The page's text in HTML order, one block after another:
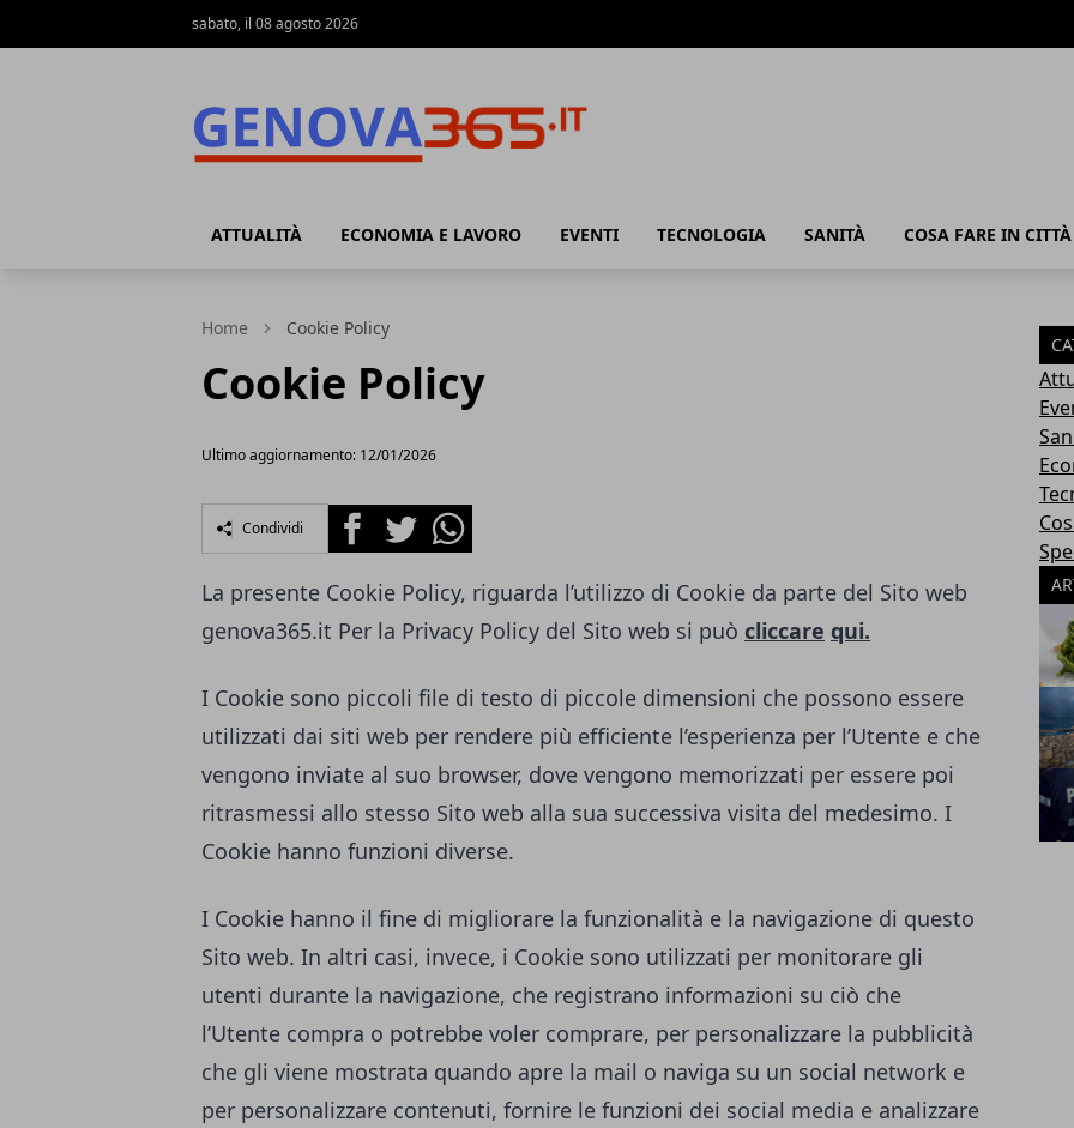
sabato, il 08 agosto 2026
ATTUALITÀ ECONOMIA E LAVORO EVENTI TECNOLOGIA SANITÀ COSA FARE IN CITTÀ
Home Cookie Policy
Cookie Policy
Ultimo aggiornamento: 12/01/2026
Condividi FacebookTwitterWhatsapp
La presente Cookie Policy, riguarda l’utilizzo di Cookie da parte del Sito web
genova365.it Per la Privacy Policy del Sito web si può cliccare qui.
I Cookie sono piccoli file di testo di piccole dimensioni che possono essere
utilizzati dai siti web per rendere più efficiente l’esperienza per l’Utente e che
vengono inviate al suo browser, dove vengono memorizzati per essere poi
ritrasmessi allo stesso Sito web alla sua successiva visita del medesimo. I
Cookie hanno funzioni diverse.
I Cookie hanno il fine di migliorare la funzionalità e la navigazione di questo
Sito web. In altri casi, invece, i Cookie sono utilizzati per monitorare gli
utenti durante la navigazione, che registrano informazioni su ciò che
l’Utente compra o potrebbe voler comprare, per personalizzare la pubblicità
che gli viene mostrata quando apre la mail o naviga su un social network e
per personalizzare contenuti, fornire le funzioni dei social media e analizzare